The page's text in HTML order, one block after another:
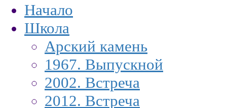
Начало
Школа
Арский камень
1967. Выпускной
2002. Встреча
2012. Встреча